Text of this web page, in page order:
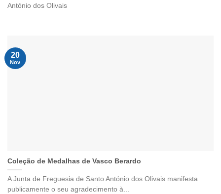
António dos Olivais
Coleção de Medalhas de Vasco Berardo
A Junta de Freguesia de Santo António dos Olivais manifesta
publicamente o seu agradecimento à...
20
Nov